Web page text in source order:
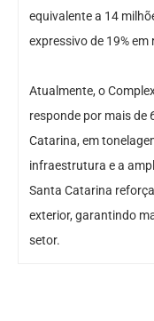
equivalente a 14
expressivo de 19% em
Atualmente, o
responde por mais de
Catarina, em
infraestrutura e a
Santa Catarina
exterior, garantindo
setor.